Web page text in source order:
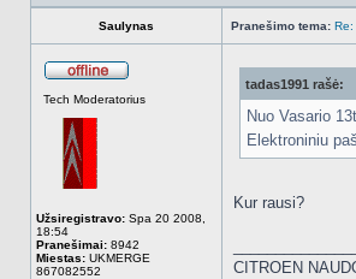
Saulynas
Pranešimo tema: Re:
Tech Moderatorius
Užsiregistravo: Spa 20 2008,
18:54
Pranešimai: 8942
Miestas: UKMERGE
867082552
tadas1991 rašė:
Nuo Vasario
Elektroniniu
Kur rausi?
CITROEN